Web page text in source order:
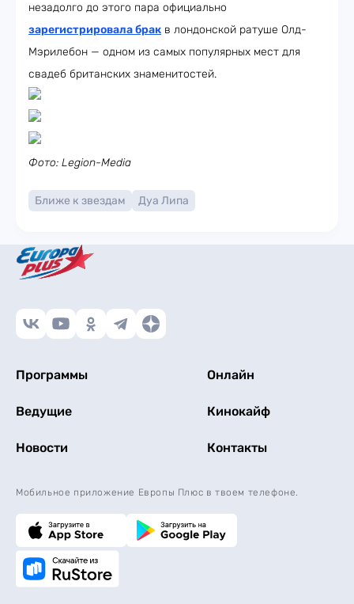
незадолго до этого пара официально
зарегистрировала брак в лондонской ратуше Олд-
Мэрилебон — одном из самых популярных мест для
свадеб британских знаменитостей.
Фото: Legion-Media
Ближе к звездам Дуа Липа
Программы Онлайн
Ведущие Кинокайф
Новости Контакты
Мобильное приложение Европы Плюс в твоем телефоне.